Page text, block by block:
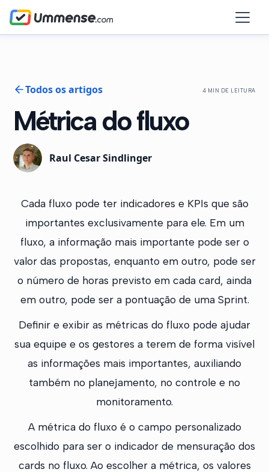
Todos os artigos 4 MIN DE LEITURA
Métrica do fluxo
Raul Cesar Sindlinger
Cada fluxo pode ter indicadores e KPIs que são
importantes exclusivamente para ele. Em um
fluxo, a informação mais importante pode ser o
valor das propostas, enquanto em outro, pode ser
o número de horas previsto em cada card, ainda
em outro, pode ser a pontuação de uma Sprint.
Definir e exibir as métricas do fluxo pode ajudar
sua equipe e os gestores a terem de forma visível
as informações mais importantes, auxiliando
também no planejamento, no controle e no
monitoramento.
A métrica do fluxo é o campo personalizado
escolhido para ser o indicador de mensuração dos
cards no fluxo. Ao escolher a métrica, os valores